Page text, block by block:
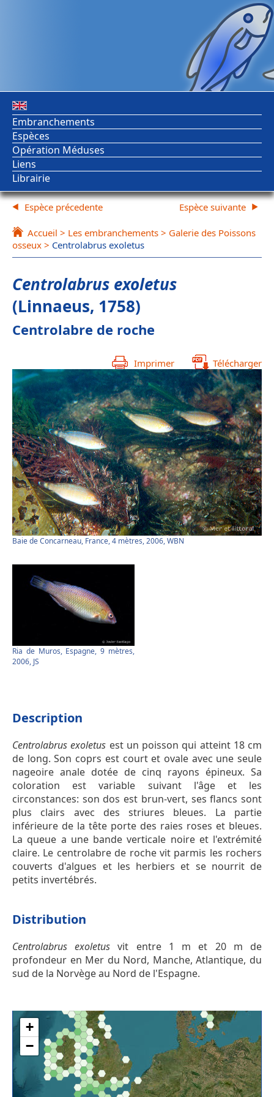
Embranchements
Espèces
Opération Méduses
Liens
Librairie
Espèce précedente
Accueil > Les embranchements > Galerie des Poissons
osseux > Centrolabrus exoletus
Espèce suivante
Centrolabrus exoletus
(Linnaeus, 1758)
Centrolabre de roche
Imprimer Télécharger
Baie de Concarneau, France, 4 mètres, 2006, WBN
Ria de Muros, Espagne, 9 mètres,
2006, JS
Description
Centrolabrus exoletus est un poisson qui atteint 18 cm
de long. Son coprs est court et ovale avec une seule
nageoire anale dotée de cinq rayons épineux. Sa
coloration est variable suivant l'âge et les
circonstances: son dos est brun-vert, ses flancs sont
plus clairs avec des striures bleues. La partie
inférieure de la tête porte des raies roses et bleues.
La queue a une bande verticale noire et l'extrémité
claire. Le centrolabre de roche vit parmis les rochers
couverts d'algues et les herbiers et se nourrit de
petits invertébrés.
Distribution
Centrolabrus exoletus vit entre 1 m et 20 m de
profondeur en Mer du Nord, Manche, Atlantique, du
sud de la Norvège au Nord de l'Espagne.